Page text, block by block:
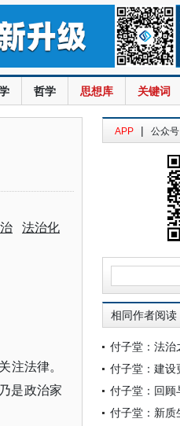
哲学 思想库 关键词
法治化
法律。
是政治家
APP | 公众号
相同作者阅读